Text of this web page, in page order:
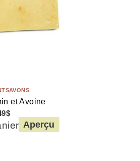
SAVONS
et Avoine
$
Aperçu